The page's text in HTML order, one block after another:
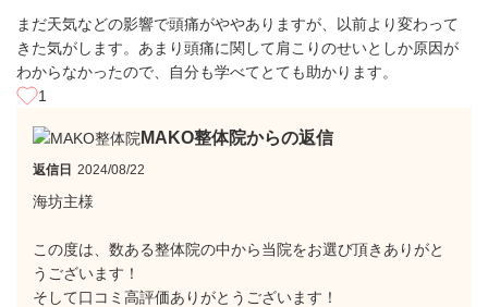
まだ天気などの影響で頭痛がややありますが、以前より変わって
きた気がします。あまり頭痛に関して肩こりのせいとしか原因が
わからなかったので、自分も学べてとても助かります。
1
MAKO整体院からの返信
返信日 2024/08/22
海坊主様
この度は、数ある整体院の中から当院をお選び頂きありがと
うございます！
そして口コミ高評価ありがとうございます！